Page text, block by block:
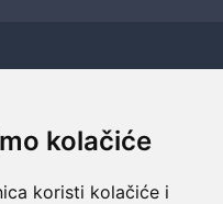
kolačiće
koristi kolačiće i
novac